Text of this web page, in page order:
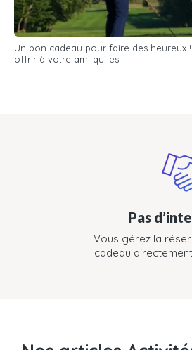
Un bon cadeau pour faire des heureux
offrir à votre ami qui es...
Pas
Vous gérez la
cadeau